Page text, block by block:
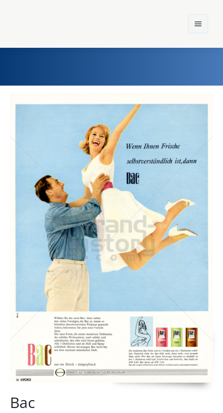
Marken
Konzerne
Epoche
Bac